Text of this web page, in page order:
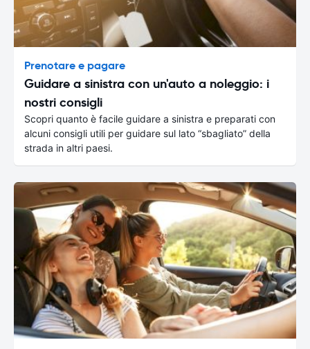
Prenotare e pagare
Guidare a sinistra con un'auto a noleggio: i
nostri consigli
Scopri quanto è facile guidare a sinistra e preparati con
alcuni consigli utili per guidare sul lato “sbagliato” della
strada in altri paesi.